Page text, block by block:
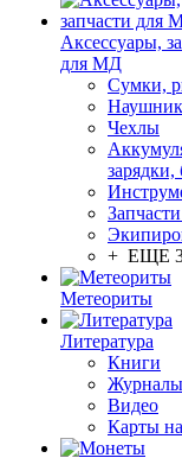
Аксессуары,
для МД
Сумки,
Чехлы
зарядки,
+ ЕЩЕ
Метеориты
Литература
Книги
Журналы
Видео
Карты